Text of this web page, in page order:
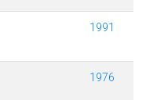
1991
1976